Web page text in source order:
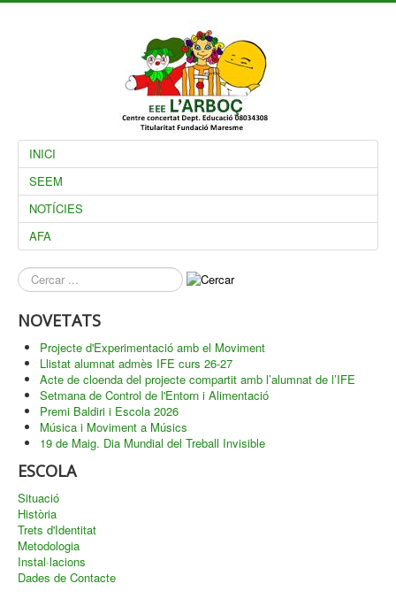
INICI
SEEM
NOTÍCIES
AFA
què
busques?
NOVETATS
Projecte d'Experimentació amb el Moviment
Llistat alumnat admès IFE curs 26-27
Acte de cloenda del projecte compartit amb l’alumnat de l’IFE
Setmana de Control de l'Entorn i Alimentació
Premi Baldiri i Escola 2026
Música i Moviment a Músics
19 de Maig. Dia Mundial del Treball Invisible
ESCOLA
Situació
Història
Trets d'Identitat
Metodologia
Instal·lacions
Dades de Contacte